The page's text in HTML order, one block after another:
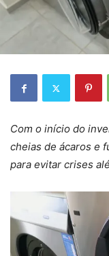
Com o início do
cheias de ácaros e
para evitar crises